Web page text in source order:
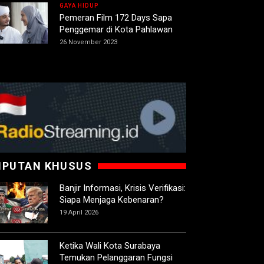
GAYA HIDUP
Pemeran Film 172 Days Sapa
Penggemar di Kota Pahlawan
26 November 2023
KHUSUS
Banjir Informasi, Krisis Verifikasi:
Siapa Menjaga Kebenaran?
19 April 2026
Ketika Wali Kota Surabaya
Temukan Pelanggaran Fungsi